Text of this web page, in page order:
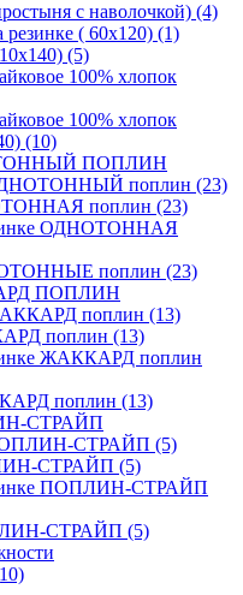
с наволочкой) (4)
резинке ( 60х120) (1)
(5)
100% хлопок
100% хлопок
(10)
ПОПЛИН
поплин (23)
поплин (23)
ОДНОТОННАЯ
поплин (23)
ПОПЛИН
поплин (13)
поплин (13)
ЖАККАРД поплин
поплин (13)
СТРАЙП
СТРАЙП (5)
СТРАЙП (5)
ПОПЛИН-СТРАЙП
СТРАЙП (5)